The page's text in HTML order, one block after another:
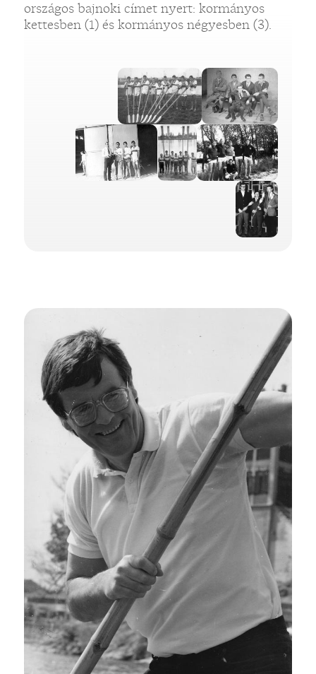
országos bajnoki címet nyert: kormányos
kettesben (1) és kormányos négyesben (3).